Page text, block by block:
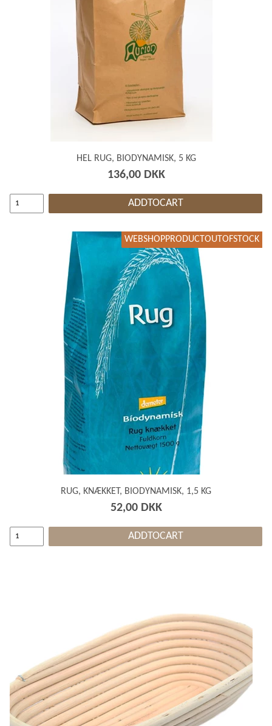
HEL RUG, BIODYNAMISK, 5 KG
136,00 DKK
ADDTOCART
WEBSHOPPRODUCTOUTOFSTOCK
RUG, KNÆKKET, BIODYNAMISK, 1,5 KG
52,00 DKK
ADDTOCART